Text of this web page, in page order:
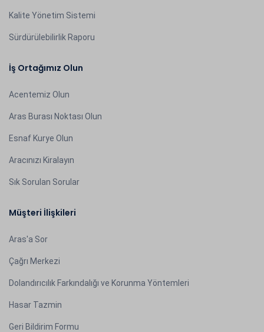
Kalite Yönetim Sistemi
Sürdürülebilirlik Raporu
İş Ortağımız Olun
Acentemiz Olun
Aras Burası Noktası Olun
Esnaf Kurye Olun
Aracınızı Kiralayın
Sık Sorulan Sorular
Müşteri İlişkileri
Aras'a Sor
Çağrı Merkezi
Dolandırıcılık Farkındalığı ve Korunma Yöntemleri
Hasar Tazmin
Geri Bildirim Formu